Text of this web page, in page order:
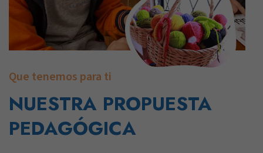
Que tenemos para ti
NUESTRA PROPUESTA
PEDAGÓGICA